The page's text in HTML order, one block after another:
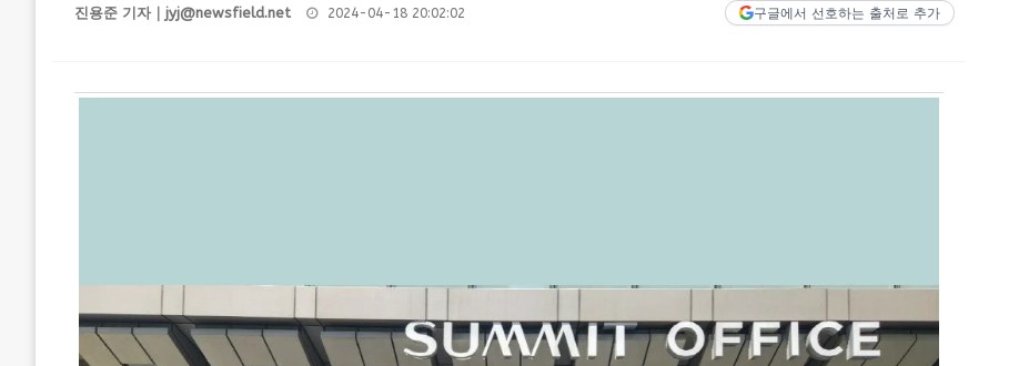
구글에서 선호하는 출처로 추가
진용준 기자｜ jyj@newsfield.net
Posted
2024-04-18 20:02:02